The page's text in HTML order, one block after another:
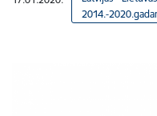
2014.-